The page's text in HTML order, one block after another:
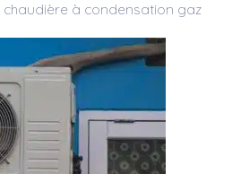
chaudière à condensation gaz